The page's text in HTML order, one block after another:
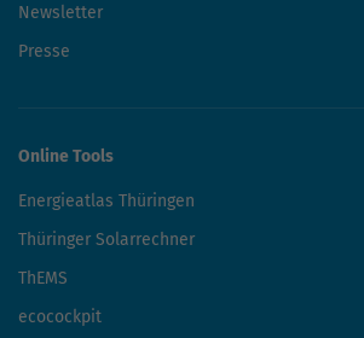
Newsletter
Presse
Online Tools
Energieatlas Thüringen
Thüringer Solarrechner
ThEMS
ecocockpit